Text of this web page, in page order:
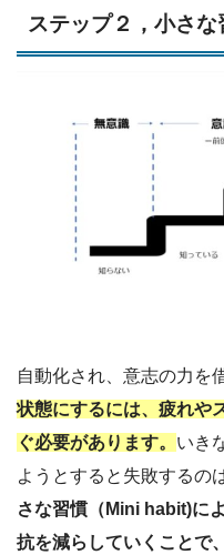
ステップ２，小さ
自動化され、意志の力を
状態にするには、疲れや
ぐ必要があります。 いき
ようとすると失敗するの
さな習慣（Mini habit)に
抗を減らしていくことで